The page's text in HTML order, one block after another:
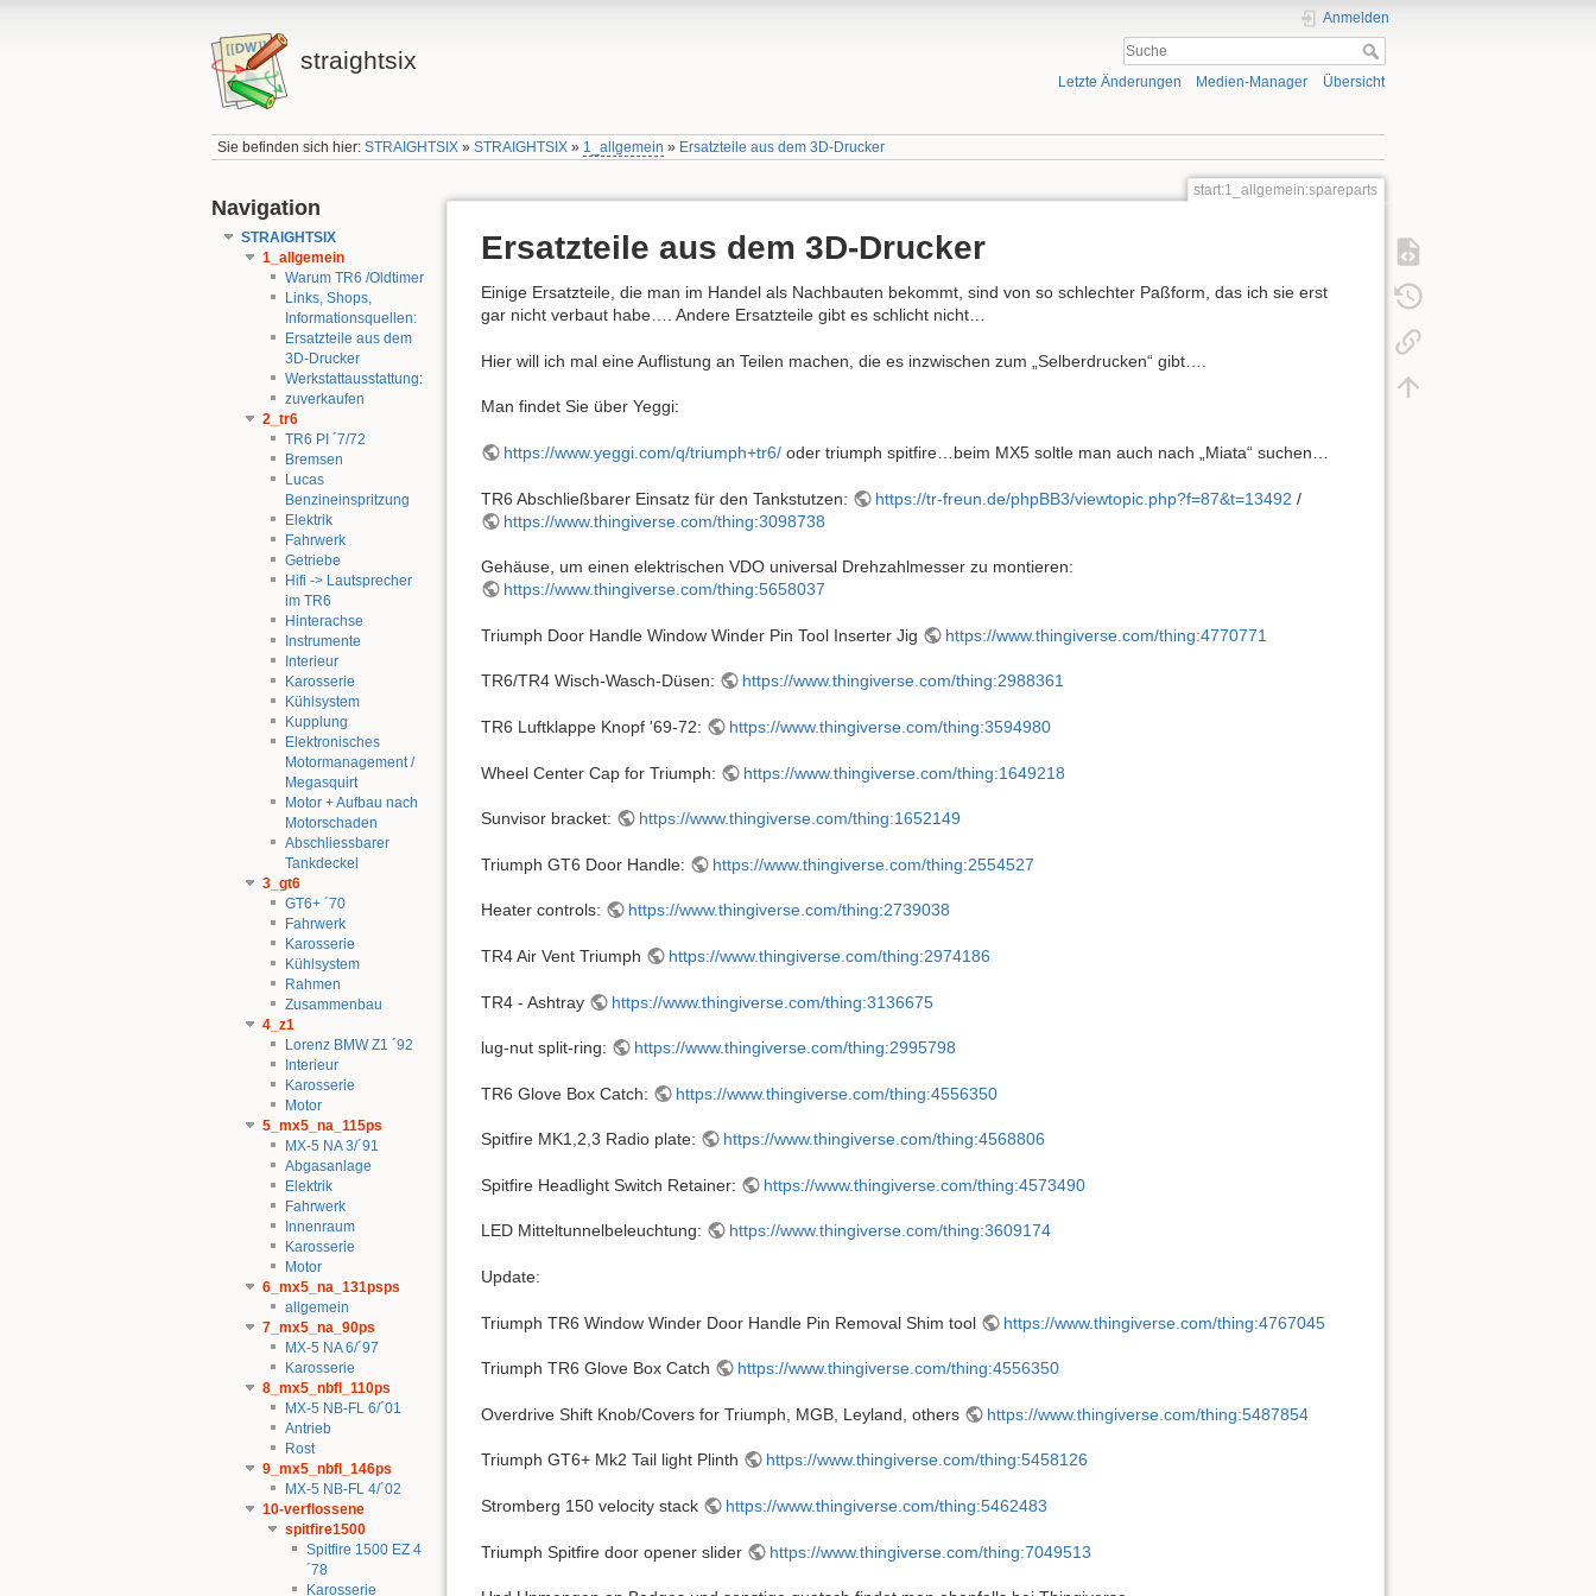
straightsix
Anmelden
Letzte Änderungen Medien-Manager Übersicht
Sie befinden sich hier: STRAIGHTSIX» STRAIGHTSIX» 1_allgemein » Ersatzteile aus dem 3D-Drucker
Navigation
STRAIGHTSIX
1_allgemein
Warum TR6 /Oldtimer
Links, Shops,
Informationsquellen:
Ersatzteile aus dem
3D-Drucker
Werkstattausstattung:
zuverkaufen
2_tr6
TR6 PI ´7/72
Bremsen
Lucas
Benzineinspritzung
Elektrik
Fahrwerk
Getriebe
Hifi -> Lautsprecher
im TR6
Hinterachse
Instrumente
Interieur
Karosserie
Kühlsystem
Kupplung
Elektronisches
Motormanagement /
Megasquirt
Motor + Aufbau nach
Motorschaden
Abschliessbarer
Tankdeckel
3_gt6
GT6+ ´70
Fahrwerk
Karosserie
Kühlsystem
Rahmen
Zusammenbau
4_z1
Lorenz BMW Z1 ´92
Interieur
Karosserie
Motor
5_mx5_na_115ps
MX-5 NA 3/´91
Abgasanlage
Elektrik
Fahrwerk
Innenraum
Karosserie
Motor
6_mx5_na_131psps
allgemein
7_mx5_na_90ps
MX-5 NA 6/´97
Karosserie
8_mx5_nbfl_110ps
MX-5 NB-FL 6/´01
Antrieb
Rost
9_mx5_nbfl_146ps
MX-5 NB-FL 4/´02
10-verflossene
spitfire1500
Spitfire 1500 EZ 4
´78
Karosserie
start:1_allgemein:spareparts
Ersatzteile aus dem 3D-Drucker
Einige Ersatzteile, die man im Handel als Nachbauten bekommt, sind von so schlechter Paßform, das ich sie erst
gar nicht verbaut habe…. Andere Ersatzteile gibt es schlicht nicht…
Hier will ich mal eine Auflistung an Teilen machen, die es inzwischen zum „Selberdrucken“ gibt….
Man findet Sie über Yeggi:
https://www.yeggi.com/q/triumph+tr6/ oder triumph spitfire…beim MX5 soltle man auch nach „Miata“ suchen…
TR6 Abschließbarer Einsatz für den Tankstutzen: https://tr-freun.de/phpBB3/viewtopic.php?f=87&t=13492 /
https://www.thingiverse.com/thing:3098738
Gehäuse, um einen elektrischen VDO universal Drehzahlmesser zu montieren:
https://www.thingiverse.com/thing:5658037
Triumph Door Handle Window Winder Pin Tool Inserter Jig https://www.thingiverse.com/thing:4770771
TR6/TR4 Wisch-Wasch-Düsen: https://www.thingiverse.com/thing:2988361
TR6 Luftklappe Knopf '69-72: https://www.thingiverse.com/thing:3594980
Wheel Center Cap for Triumph: https://www.thingiverse.com/thing:1649218
Sunvisor bracket: https://www.thingiverse.com/thing:1652149
Triumph GT6 Door Handle: https://www.thingiverse.com/thing:2554527
Heater controls: https://www.thingiverse.com/thing:2739038
TR4 Air Vent Triumph https://www.thingiverse.com/thing:2974186
TR4 - Ashtray https://www.thingiverse.com/thing:3136675
lug-nut split-ring: https://www.thingiverse.com/thing:2995798
TR6 Glove Box Catch: https://www.thingiverse.com/thing:4556350
Spitfire MK1,2,3 Radio plate: https://www.thingiverse.com/thing:4568806
Spitfire Headlight Switch Retainer: https://www.thingiverse.com/thing:4573490
LED Mitteltunnelbeleuchtung: https://www.thingiverse.com/thing:3609174
Update:
Triumph TR6 Window Winder Door Handle Pin Removal Shim tool https://www.thingiverse.com/thing:4767045
Triumph TR6 Glove Box Catch https://www.thingiverse.com/thing:4556350
Overdrive Shift Knob/Covers for Triumph, MGB, Leyland, others https://www.thingiverse.com/thing:5487854
Triumph GT6+ Mk2 Tail light Plinth https://www.thingiverse.com/thing:5458126
Stromberg 150 velocity stack https://www.thingiverse.com/thing:5462483
Triumph Spitfire door opener slider https://www.thingiverse.com/thing:7049513